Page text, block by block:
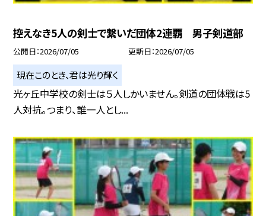
控えなき5人の剣士で繋いだ団体2連覇 男子剣道部
公開日 2026/07/05 更新日 2026/07/05
現在このとき、君は光り輝く
光ヶ丘中学校の剣士は５人しかいません。剣道の団体戦は5
人対抗。つまり、誰一人とし...